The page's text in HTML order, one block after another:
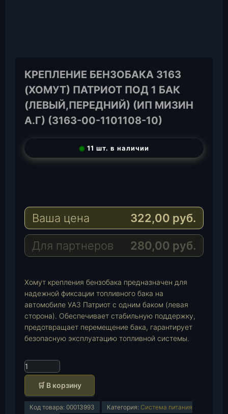
КРЕПЛЕНИЕ БЕНЗОБАКА 3163
(ХОМУТ) ПАТРИОТ ПОД 1 БАК
(ЛЕВЫЙ,ПЕРЕДНИЙ) (ИП МИЗИН
А.Г) (3163-00-1101108-10)
◉ 11 шт. в наличии
e
r
a
m
a
s
A
p
a
i
l
Ваша цена 322,00 руб.
Для партнеров 280,00 руб.
Хомут крепления бензобака предназначен для
надежной фиксации топливного бака на
автомобиле УАЗ Патриот с одним баком (левая
сторона). Обеспечивает стабильную поддержку,
предотвращает перемещение бака, гарантирует
безопасную эксплуатацию топливной системы.
К
о
и
🛒 В корзину
Код товара: 00013993 Категория: Система питания